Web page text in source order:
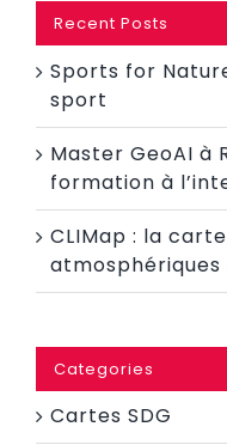
Recent Posts
Sports for
sport
Master GeoAI à
formation à
CLIMap : la
Categories
Cartes SDG